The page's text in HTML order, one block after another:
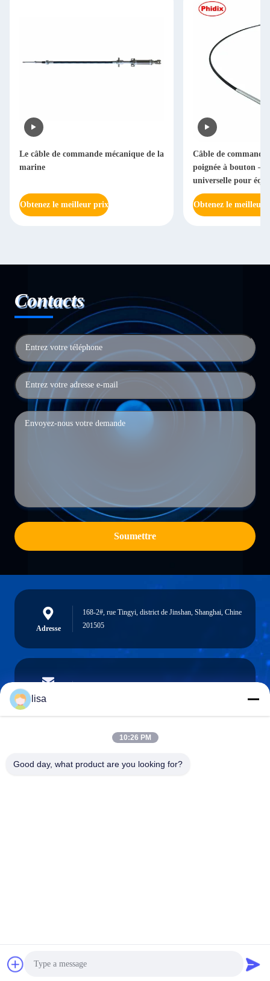
Obtenez le meilleur prix
Le câble de commande mécanique de la
marine
Obtenez le meilleur prix
Câble de commande
poignée à bouton –
universelle pour
industriels et
Obtenez le meilleur
Contacts
Soumettre
Adresse
168-2#, rue Tingyi, district de Jinshan, Shanghai, Chine
201505
E-mail
Téléphone
lisa
10:26 PM
Good day, what product are you looking for?